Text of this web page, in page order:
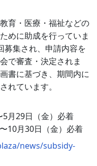
育・医療・福祉などの
めに助成を行っていま
募集され、申請内容を
で審査・決定されま
書に基づき、期間内に
れています。
月29日（金）必着
10月30日（金）必着
news/subsidy-